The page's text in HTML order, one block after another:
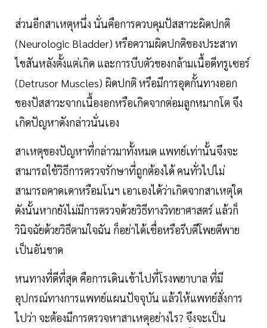
ส่วนอีกสาเหตุหนึ่ง นั่นคือการควบคุมปัสสาวะผิดปกติ
(Neurologic Bladder) หรือความผิดปกติของประสาท
ไขสันหลังตั้งแต่เกิด และการบีบตัวของกล้ามเนื้อดีทรูเซอร์
(Detrusor Muscles) ผิดปกติ หรือมีการอุดกั้นทางออก
ของปัสสาวะจากเนื้องอกหรือเกิดจากต่อมลูกหมากโต จึง
เกิดปัญหาดังกล่าวนั่นเอง
สาเหตุของปัญหาที่กล่าวมาทั้งหมด แพทย์เท่านั้นจึงจะ
สามารถใช้วิธีการตรวจรักษาที่ถูกต้องได้ คนทั่วไปไม่
สามารถคาดเดาหรือมโนฯ เอาเองได้ว่าเกิดจากสาเหตุใด
ดังนั้นหากยังไม่มีการตรวจด้วยวิธีทางวิทยาศาสตร์ แล้วก็
วินิจฉัยด้วยวิธีตามใจฉัน ก็อย่าได้เชื่อหรือรีบตีโพยตีพาย
เป็นอันขาด
หนทางที่ดีที่สุด คือการเดินเข้าไปที่โรงพยาบาล ที่มี
อุปกรณ์ทางการแพทย์แผนปัจจุบัน แล้วให้แพทย์สั่งการ
ไปว่า จะต้องมีการตรวจหาสาเหตุอย่างไร? จึงจะเป็น